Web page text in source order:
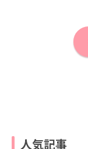
人気記事